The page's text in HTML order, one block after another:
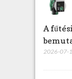
A
2026-07-